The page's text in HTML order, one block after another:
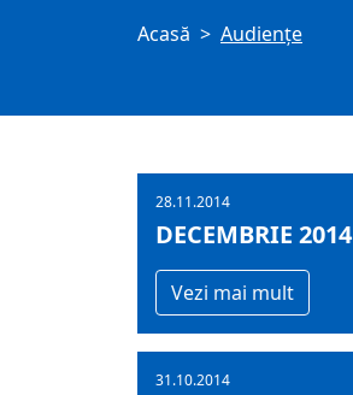
Acasă Audienţe
28.11.2014
DECEMBRIE 2014
Vezi mai mult
31.10.2014